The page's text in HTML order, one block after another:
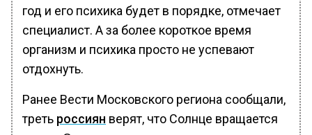
год и его психика будет в порядке, отмечает
специалист. А за более короткое время
организм и психика просто не успевают
отдохнуть.
Ранее Вести Московского региона сообщали,
треть россиян верят, что Солнце вращается